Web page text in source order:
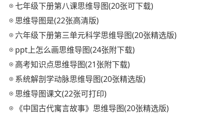
七年级下册第八课思维导图(20张可下载)
思维导图是(22张高清版)
六年级下册第三单元科学思维导图(20张精选版)
ppt上怎么画思维导图(24张附下载)
高考知识点思维导图(21张附下载)
系统解剖学动脉思维导图(20张精选版)
思维导图课文(22张可打印)
《中国古代寓言故事》思维导图(20张精选版)